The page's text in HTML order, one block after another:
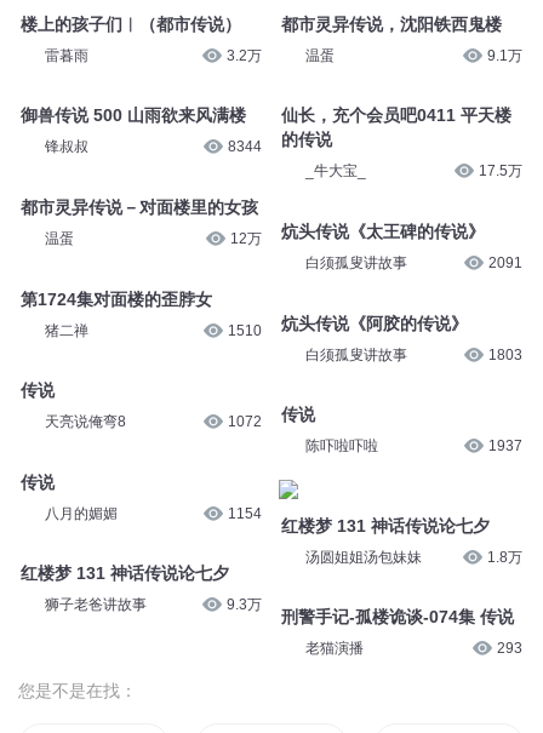
楼上的孩子们︱（都市传说）
雷暮雨 3.2万
御兽传说 500 山雨欲来风满楼
锋叔叔 8344
都市灵异传说－对面楼里的女孩
温蛋 12万
第1724集对面楼的歪脖女
猪二禅 1510
传说
天亮说俺弯8 1072
传说
八月的媚媚 1154
红楼梦 131 神话传说论七夕
狮子老爸讲故事 9.3万
都市灵异传说，沈阳铁西鬼楼
温蛋 9.1万
仙长，充个会员吧0411 平天楼
的传说
_牛大宝_ 17.5万
炕头传说《太王碑的传说》
白须孤叟讲故事 2091
炕头传说《阿胶的传说》
白须孤叟讲故事 1803
传说
陈吓啦吓啦 1937
红楼梦 131 神话传说论七夕
汤圆姐姐汤包妹妹 1.8万
刑警手记-孤楼诡谈-074集 传说
老猫演播 293
您是不是在找：